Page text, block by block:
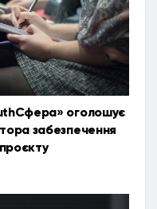
оголошує
забезпечення